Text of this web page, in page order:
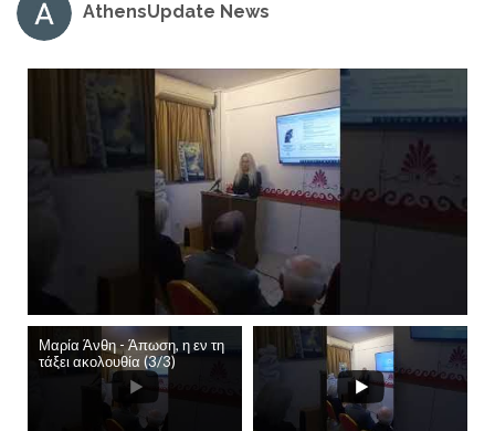
AthensUpdate News
Μαρία Άνθη - Άπωση, η εν τη
τάξει ακολουθία (3/3)